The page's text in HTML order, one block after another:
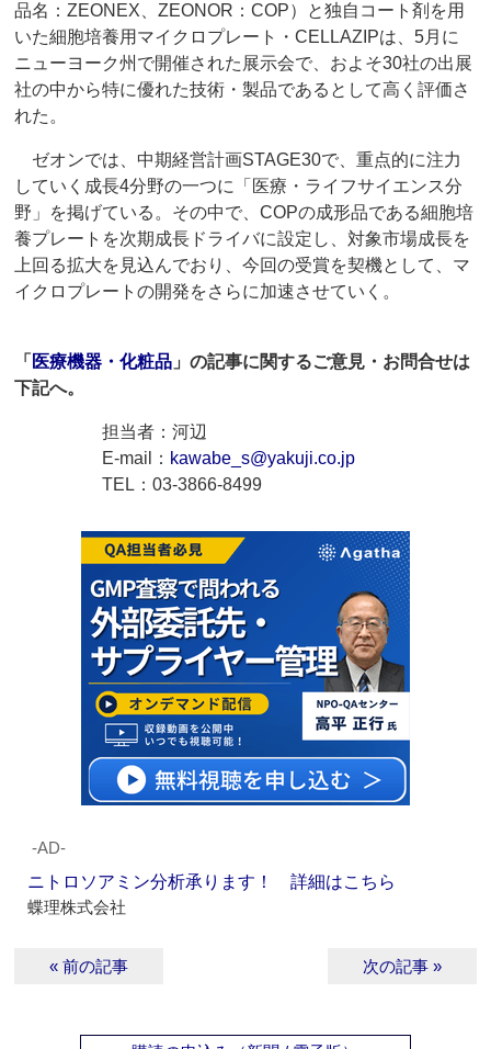
品名：ZEONEX、ZEONOR：COP）と独自コート剤を用
いた細胞培養用マイクロプレート・CELLAZIPは、5月に
ニューヨーク州で開催された展示会で、およそ30社の出展
社の中から特に優れた技術・製品であるとして高く評価さ
れた。
ゼオンでは、中期経営計画STAGE30で、重点的に注力
していく成長4分野の一つに「医療・ライフサイエンス分
野」を掲げている。その中で、COPの成形品である細胞培
養プレートを次期成長ドライバに設定し、対象市場成長を
上回る拡大を見込んでおり、今回の受賞を契機として、マ
イクロプレートの開発をさらに加速させていく。
「 医療機器・化粧品 」の記事に関するご意見・お問合せは
下記へ。
担当者：河辺
E-mail： kawabe_s@yakuji.co.jp
TEL：03-3866-8499
‐AD‐
ニトロソアミン分析承ります！ 詳細はこちら
蝶理株式会社
« 前の記事 次の記事 »